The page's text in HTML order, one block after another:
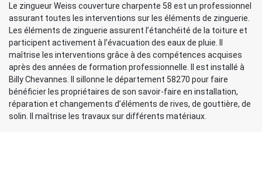
Le zingueur Weiss couverture charpente 58 est un professionnel
assurant toutes les interventions sur les éléments de zinguerie.
Les éléments de zinguerie assurent l’étanchéité de la toiture et
participent activement à l’évacuation des eaux de pluie. Il
maîtrise les interventions grâce à des compétences acquises
après des années de formation professionnelle. Il est installé à
Billy Chevannes. Il sillonne le département 58270 pour faire
bénéficier les propriétaires de son savoir-faire en installation,
réparation et changements d’éléments de rives, de gouttière, de
solin. Il maîtrise les travaux sur différents matériaux.